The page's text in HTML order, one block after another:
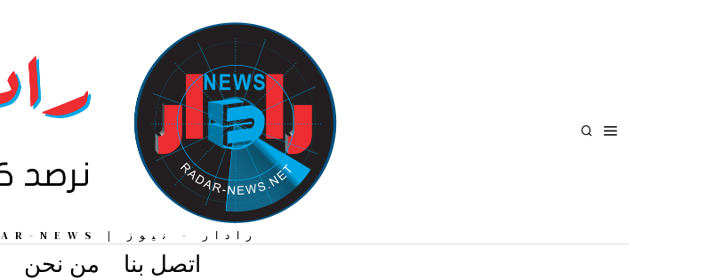
رادار - نيوز | RADAR-NEWS
من نحن اتصل بنا